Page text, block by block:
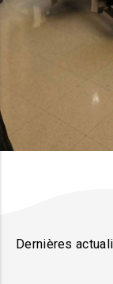
Dernières